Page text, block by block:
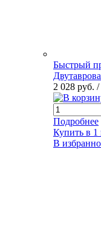
Быстрый
2 028 руб.
Подробнее
Купить в 1
В